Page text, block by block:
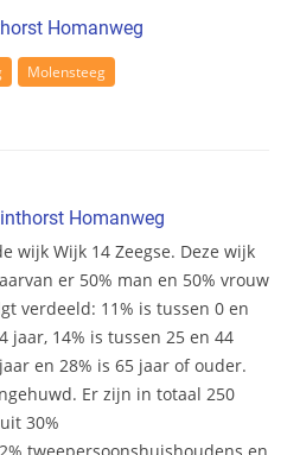
Homanweg
Molensteeg
Homanweg
wijk Wijk 14 Zeegse. Deze wijk
er 50% man en 50% vrouw
verdeeld: 11% is tussen 0 en
jaar, 14% is tussen 25 en 44
en 28% is 65 jaar of ouder.
Er zijn in totaal 250
30%